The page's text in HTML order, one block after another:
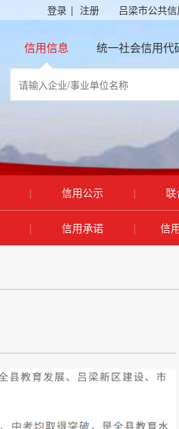
吕梁市公共
登录 | 注册
信用信息 统一社会信用代
| 信用公示 | 联
| 信用承诺 | 信